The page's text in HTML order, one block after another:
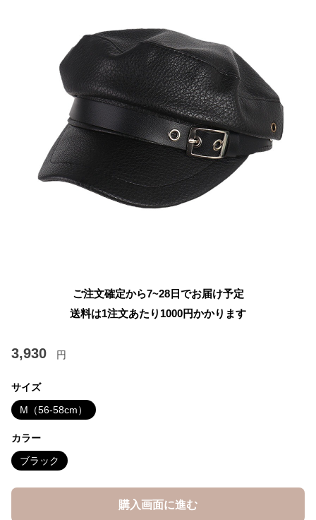
ご注文確定から7~28日でお届け予定
送料は1注文あたり 1000円かかります
3,930 円
サイズ
M（56-58cm）
カラー
ブラック
購入画面に進む